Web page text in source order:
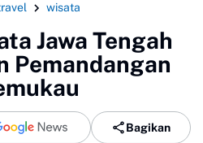
wisata
Jawa Tengah
Pemandangan
Bagikan